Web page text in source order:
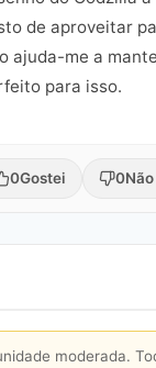
de aproveitar
ajuda-me a
para isso.
0Gostei 0
moderada.